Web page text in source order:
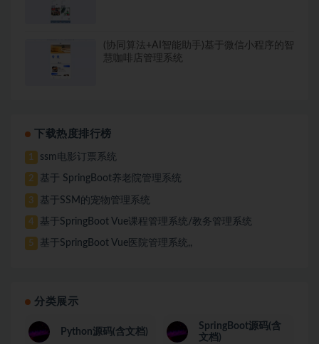
(协同算法+AI智能助手)基于微信小程序的智
慧咖啡店管理系统
下载热度排行榜
1 ssm电影订票系统
2 基于 SpringBoot养老院管理系统
3 基于SSM的宠物管理系统
4 基于SpringBoot Vue课程管理系统/教务管理系统
5 基于SpringBoot Vue医院管理系统,,
分类展示
Python源码(含文档)
SpringBoot源码(含
文档)